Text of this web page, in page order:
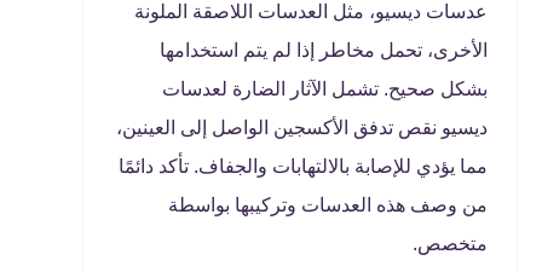
عدسات ديسيو، مثل العدسات اللاصقة الملونة
الأخرى، تحمل مخاطر إذا لم يتم استخدامها
بشكل صحيح. تشمل الآثار الضارة لعدسات
ديسيو نقص تدفق الأكسجين الواصل إلى العينين،
مما يؤدي للإصابة بالالتهابات والجفاف. تأكد دائمًا
من وصف هذه العدسات وتركيبها بواسطة
متخصص.